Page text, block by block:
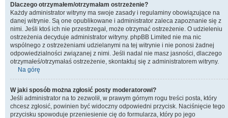
Dlaczego otrzymałem/otrzymałam ostrzeżenie?
Każdy administrator witryny ma swoje zasady i regulaminy obowiązujące na
danej witrynie. Są one opublikowane i administrator zaleca zapoznanie się z
nimi. Jeśli ktoś ich nie przestrzegał, może otrzymać ostrzeżenie. O udzieleniu
ostrzeżenia decyduje administrator witryny. phpBB Limited nie ma nic
wspólnego z ostrzeżeniami udzielanymi na tej witrynie i nie ponosi żadnej
odpowiedzialności związanej z nimi. Jeśli nadal nie masz jasności, dlaczego
otrzymałeś/otrzymałaś ostrzeżenie, skontaktuj się z administratorem witryny.
Na górę
W jaki sposób można zgłosić posty moderatorowi?
Jeśli administrator na to zezwolił, w prawym górnym rogu treści posta, który
chcesz zgłosić, powinien być widoczny odpowiedni przycisk. Naciśnięcie tego
przycisku spowoduje przeniesienie cię do formularza, który po jego